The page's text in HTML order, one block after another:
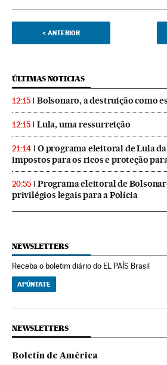
< ANTERIOR
ÚLTIMAS NOTICIAS
12:15 Bolsonaro, a destruição como
12:15 Lula, uma ressurreição
21:14
O programa eleitoral de Lula
impostos para os ricos e proteção
20:55
Programa eleitoral de
privilégios legais para a Polícia
NEWSLETTERS
Receba o boletim diário do EL PAÍS Brasil
APÚNTATE
NEWSLETTERS
Boletín de América